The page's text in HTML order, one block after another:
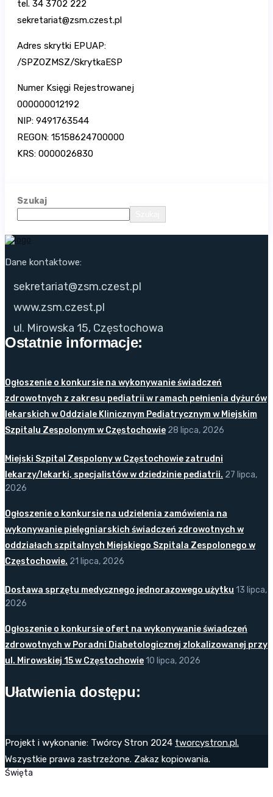
tel. 34 3702 222
sekretariat@zsm.czest.pl
Adres skrytki EPUAP:
/SPZOZMSZ/SkrytkaESP
Numer Księgi Rejestrowanej
000000012192
NIP: 9491763544
REGON: 15158624700000
KRS: 0000026830
Szukaj
Dane kontaktowe:
sekretariat@zsm.czest.pl
www.zsm.czest.pl
ul. Mirowska 15, Częstochowa
Ostatnie informacje:
Ogłoszenie o konkursie na wykonywanie świadczeń
zdrowotnych z zakresu pediatrii w ramach pełnienia dyżurów
lekarskich w Oddziale Klinicznym Pediatrycznym w Miejskim
Szpitalu Zespolonym w Częstochowie 28 lipca, 2026
Miejski Szpital Zespolony w Częstochowie zatrudni
lekarzy/lekarki, specjalistów w dziedzinie pediatrii. 27 lipca,
2026
Ogłoszenie o konkursie na udzielenia zamówienia na
wykonywanie pielęgniarskich świadczeń zdrowotnych w
oddziałach szpitalnych Miejskiego Szpitala Zespolonego w
Częstochowie. 21 lipca, 2026
Dostawa sprzętu medycznego jednorazowego użytku 13 lipca,
2026
Ogłoszenie o konkursie ofert na wykonywanie świadczeń
zdrowotnych w Poradni Diabetologicznej zlokalizowanej przy
ul. Mirowskiej 15 w Częstochowie10 lipca, 2026
Ułatwienia dostępu:
Projekt i wykonanie: Twórcy Stron 2024 tworcystron.pl.
Wszystkie prawa zastrzeżone. Zakaz kopiowania.
Święta